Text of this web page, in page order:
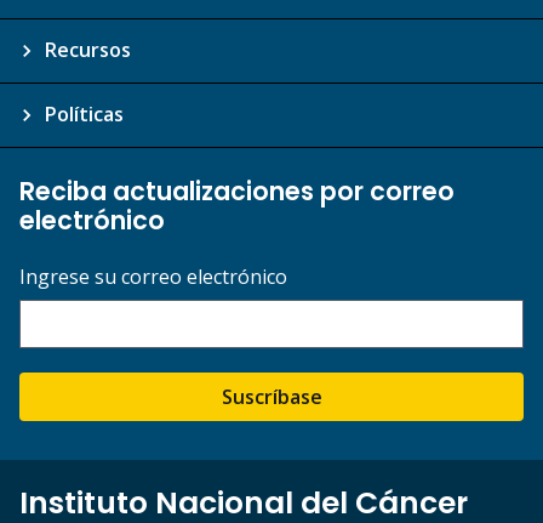
Recursos
Políticas
Reciba actualizaciones por correo
electrónico
Ingrese su correo electrónico
Suscríbase
Instituto Nacional del Cáncer